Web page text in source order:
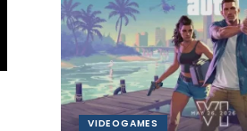
VIDEOGAMES